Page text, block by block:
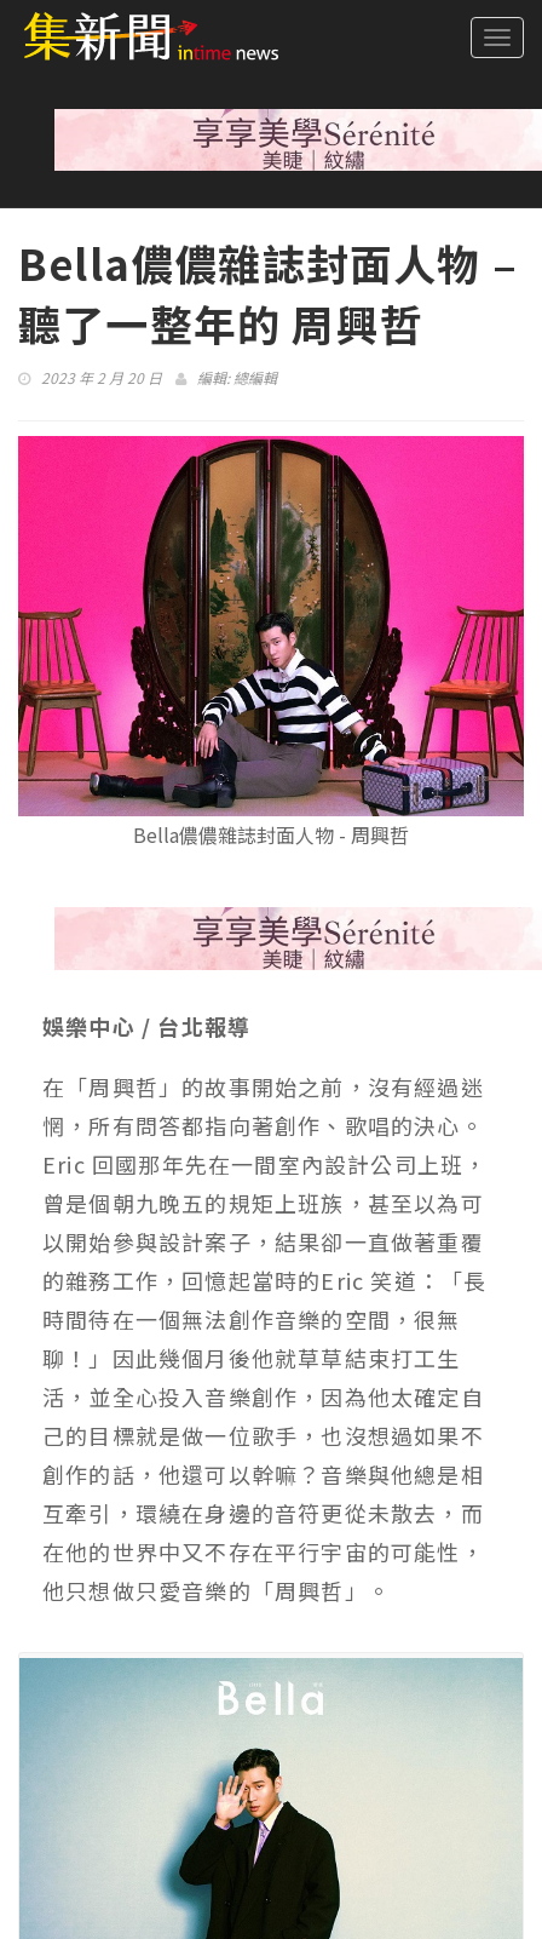
Bella儂儂雜誌封面人物 –
聽了一整年的 周興哲
2023 年 2 月 20 日 編輯:總編輯
Bella儂儂雜誌封面人物 - 周興哲
娛樂中心 / 台北報導
在「周興哲」的故事開始之前，沒有經過迷
惘，所有問答都指向著創作、歌唱的決心。
Eric 回國那年先在一間室內設計公司上班，
曾是個朝九晚五的規矩上班族，甚至以為可
以開始參與設計案子，結果卻一直做著重覆
的雜務工作，回憶起當時的Eric 笑道：「長
時間待在一個無法創作音樂的空間，很無
聊！」因此幾個月後他就草草結束打工生
活，並全心投入音樂創作，因為他太確定自
己的目標就是做一位歌手，也沒想過如果不
創作的話，他還可以幹嘛？音樂與他總是相
互牽引，環繞在身邊的音符更從未散去，而
在他的世界中又不存在平行宇宙的可能性，
他只想做只愛音樂的「周興哲」。